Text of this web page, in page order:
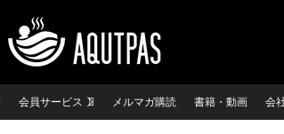
会員サービス メルマガ購読 書籍・動画 会